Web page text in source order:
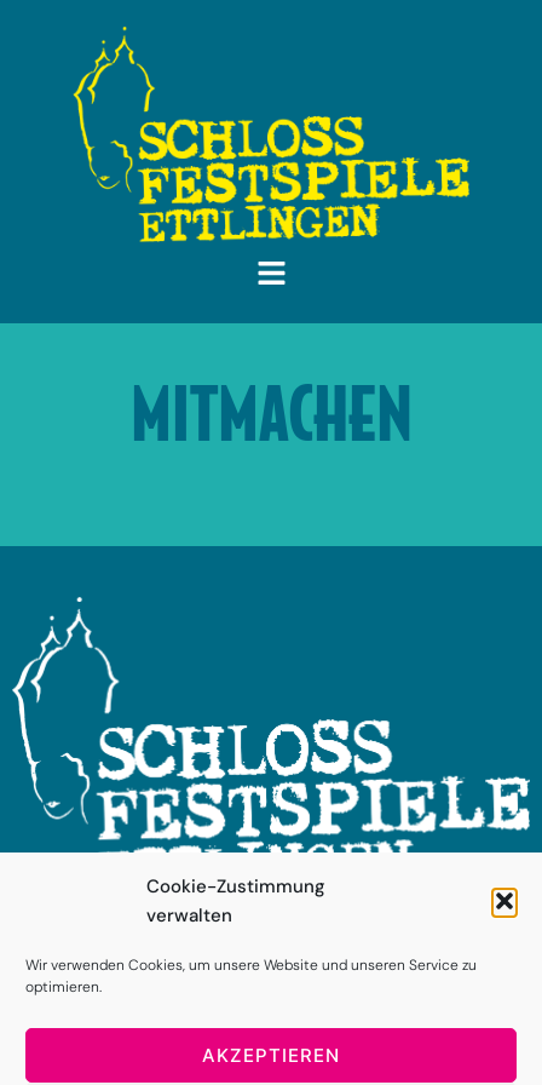
Cookie-Zustimmung
verwalten
Wir verwenden Cookies, um unsere Website und unseren Service zu
optimieren.
AKZEPTIEREN
MITMACHEN
FOLGEN SIE UNS!